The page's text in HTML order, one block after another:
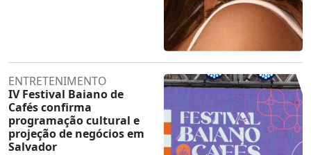
ENTRETENIMENTO
IV Festival Baiano de
Cafés confirma
programação cultural e
projeção de negócios em
Salvador